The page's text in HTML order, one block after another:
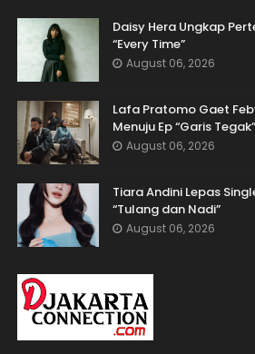
Daisy Hera Ungkap
“Every Time”
August 06, 2026
Lafa Pratomo Gaet
Menuju Ep “Garis Tegak”
August 06, 2026
Tiara Andini Lepas
“Tulang dan Nadi”
August 06, 2026